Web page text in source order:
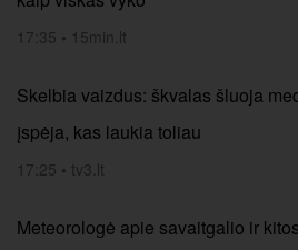
17:35 • 15min.lt
Skelbia vaizdus: škvalas šluoja
įspėja, kas laukia toliau
17:25 • tv3.lt
Meteorologė apie savaitgalio ir